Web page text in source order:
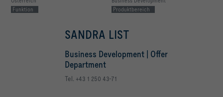
Funktion
Produktbereich
SANDRA LIST
Business Development | Offer
Department
Tel. +43 1 250 43-71